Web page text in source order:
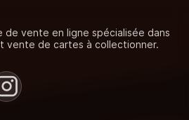
de vente en ligne spécialisée dans
vente de cartes à collectionner.